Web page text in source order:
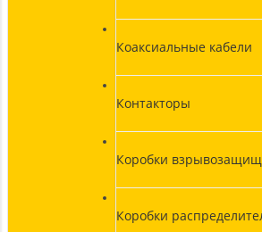
Коаксиальные кабели
Контакторы
Коробки
Коробки